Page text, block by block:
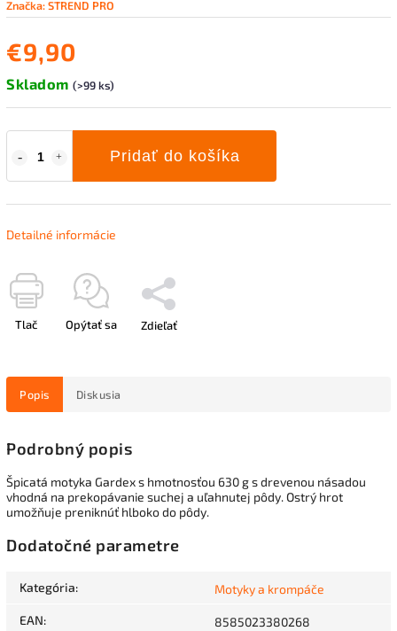
Značka:STREND PRO
€9,90
Skladom (>99 ks)
Pridať do košíka
Detailné informácie
Tlač Opýtať sa Zdieľať
Popis Diskusia
Podrobný popis
Špicatá motyka Gardex s hmotnosťou 630 g s drevenou násadou
vhodná na prekopávanie suchej a uľahnutej pôdy. Ostrý hrot
umožňuje preniknúť hlboko do pôdy.
Dodatočné parametre
Kategória: Motyky a krompáče
EAN: 8585023380268